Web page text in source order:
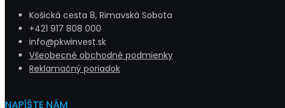
Košická cesta 8, Rimavská Sobota
+421 917 808 000
info@pkwinvest.sk
Všeobecné obchodné podmienky
Reklamačný poriadok
NAPÍŠTE NÁM